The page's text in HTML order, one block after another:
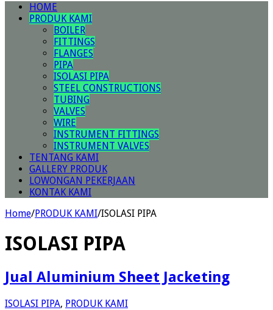
HOME
PRODUK KAMI
BOILER
FITTINGS
FLANGES
PIPA
ISOLASI PIPA
STEEL CONSTRUCTIONS
TUBING
VALVES
WIRE
INSTRUMENT FITTINGS
INSTRUMENT VALVES
TENTANG KAMI
GALLERY PRODUK
LOWONGAN PEKERJAAN
KONTAK KAMI
Home/PRODUK KAMI/ISOLASI PIPA
ISOLASI PIPA
Jual Aluminium Sheet Jacketing
ISOLASI PIPA, PRODUK KAMI